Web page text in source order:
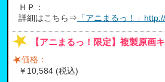
ＨＰ：
詳細はこちら⇒ 「アニまるっ！」
【アニまるっ！限定】複製原
価格：
￥10,584 (税込)